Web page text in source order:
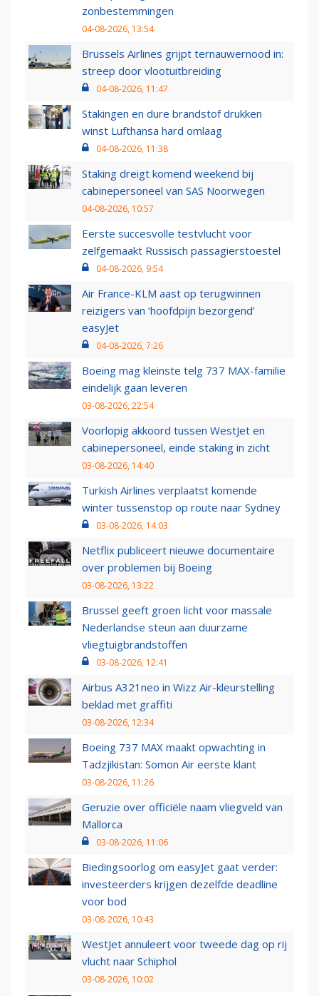
zonbestemmingen
04-08-2026, 13:54
Brussels Airlines grijpt ternauwernood in:
streep door vlootuitbreiding
04-08-2026, 11:47
Stakingen en dure brandstof drukken
winst Lufthansa hard omlaag
04-08-2026, 11:38
Staking dreigt komend weekend bij
cabinepersoneel van SAS Noorwegen
04-08-2026, 10:57
Eerste succesvolle testvlucht voor
zelfgemaakt Russisch passagierstoestel
04-08-2026, 9:54
Air France-KLM aast op terugwinnen
reizigers van ‘hoofdpijn bezorgend’
easyJet
04-08-2026, 7:26
Boeing mag kleinste telg 737 MAX-familie
eindelijk gaan leveren
03-08-2026, 22:54
Voorlopig akkoord tussen WestJet en
cabinepersoneel, einde staking in zicht
03-08-2026, 14:40
Turkish Airlines verplaatst komende
winter tussenstop op route naar Sydney
03-08-2026, 14:03
Netflix publiceert nieuwe documentaire
over problemen bij Boeing
03-08-2026, 13:22
Brussel geeft groen licht voor massale
Nederlandse steun aan duurzame
vliegtuigbrandstoffen
03-08-2026, 12:41
Airbus A321neo in Wizz Air-kleurstelling
beklad met graffiti
03-08-2026, 12:34
Boeing 737 MAX maakt opwachting in
Tadzjikistan: Somon Air eerste klant
03-08-2026, 11:26
Geruzie over officiële naam vliegveld van
Mallorca
03-08-2026, 11:06
Biedingsoorlog om easyJet gaat verder:
investeerders krijgen dezelfde deadline
voor bod
03-08-2026, 10:43
WestJet annuleert voor tweede dag op rij
vlucht naar Schiphol
03-08-2026, 10:02